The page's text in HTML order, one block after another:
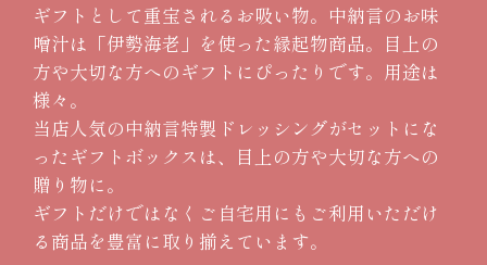
ギフトとして重宝されるお吸い物。中納言のお味
噌汁は「伊勢海老」を使った縁起物商品。目上の
方や大切な方へのギフトにぴったりです。用途は
様々。
当店人気の中納言特製ドレッシングがセットにな
ったギフトボックスは、目上の方や大切な方への
贈り物に。
ギフトだけではなくご自宅用にもご利用いただけ
る商品を豊富に取り揃えています。